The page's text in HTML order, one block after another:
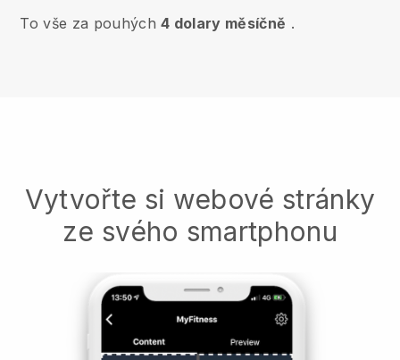
To vše za pouhých4 dolary měsíčně .
Vytvořte si webové stránky
ze svého smartphonu